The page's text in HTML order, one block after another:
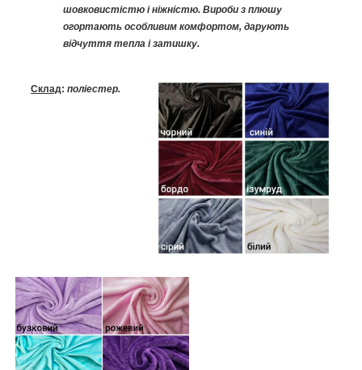
шовковистістю і ніжністю. Вироби з плюшу
огортають особливим комфортом, дарують
відчуття тепла і затишку.
Склад: поліестер.